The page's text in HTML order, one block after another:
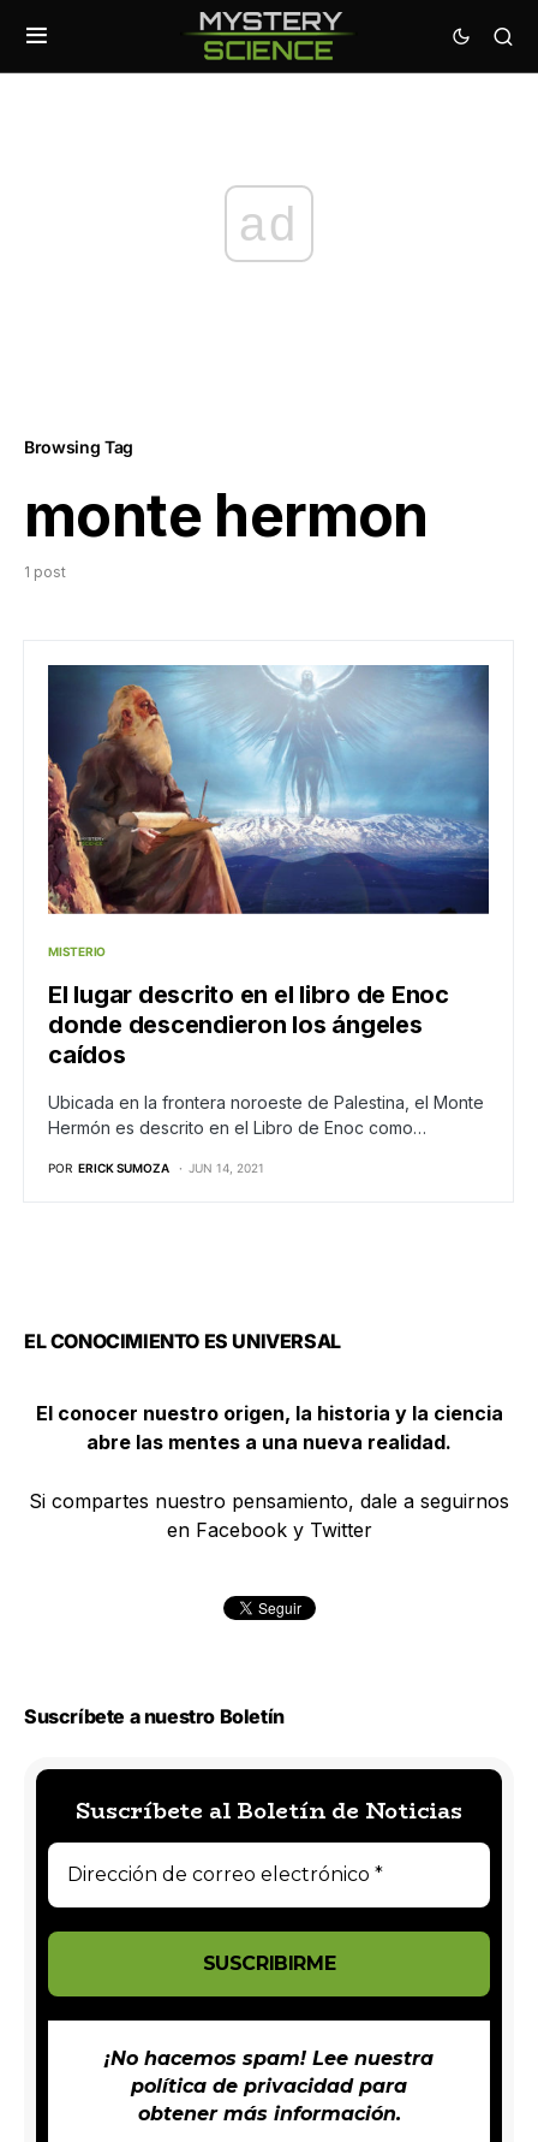
ad
Browsing Tag
monte hermon
1 post
MISTERIO
El lugar descrito en el libro de Enoc
donde descendieron los ángeles
caídos
Ubicada en la frontera noroeste de Palestina, el Monte
Hermón es descrito en el Libro de Enoc como…
POR ERICK SUMOZA JUN 14, 2021
EL CONOCIMIENTO ES UNIVERSAL
El conocer nuestro origen, la historia y la ciencia
abre las mentes a una nueva realidad.
Si compartes nuestro pensamiento, dale a seguirnos
en Facebook y Twitter
Suscríbete a nuestro Boletín
Suscríbete al Boletín de Noticias
¡No hacemos spam! Lee nuestra
política de privacidadpara
obtener más información.